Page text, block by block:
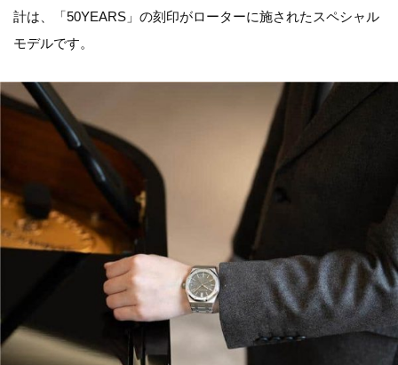
計は、「50YEARS」の刻印がローターに施されたスペシャル
モデルです。